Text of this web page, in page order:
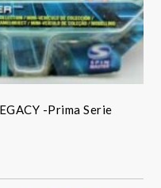
-Prima Serie